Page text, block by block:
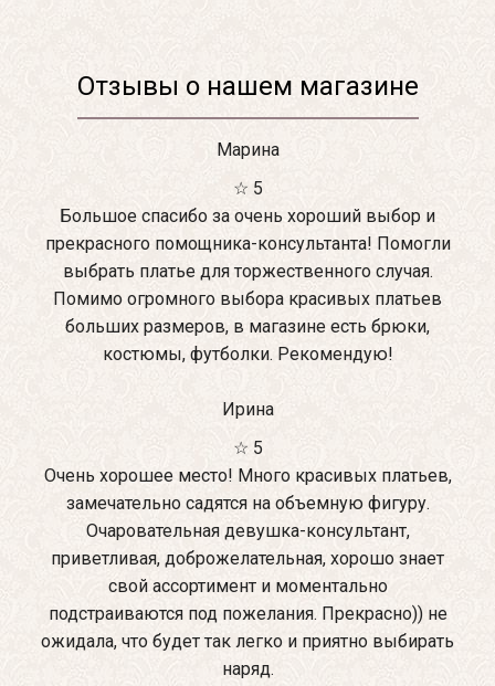
Отзывы о нашем магазине
Марина
☆ 5
Большое спасибо за очень хороший выбор и
прекрасного помощника-консультанта! Помогли
выбрать платье для торжественного случая.
Помимо огромного выбора красивых платьев
больших размеров, в магазине есть брюки,
костюмы, футболки. Рекомендую!
Ирина
☆ 5
Очень хорошее место! Много красивых платьев,
замечательно садятся на объемную фигуру.
Очаровательная девушка-консультант,
приветливая, доброжелательная, хорошо знает
свой ассортимент и моментально
подстраиваются под пожелания. Прекрасно)) не
ожидала, что будет так легко и приятно выбирать
наряд.